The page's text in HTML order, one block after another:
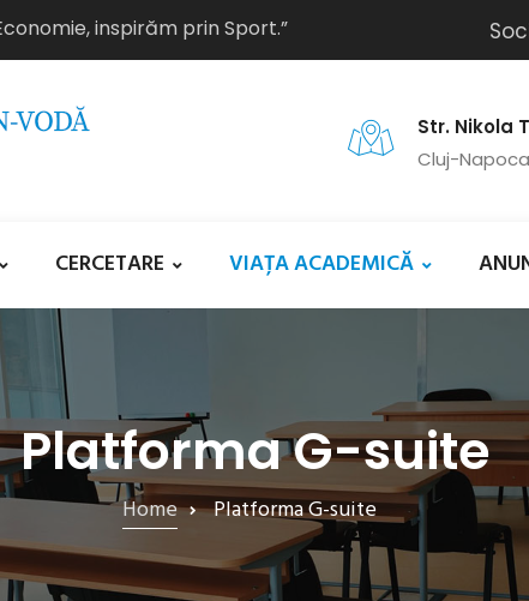
inspirăm prin Sport.”
Str. Nikola
Cluj-
CERCETARE VIAȚA ACADEMICĂ
Platforma G-suite
Home Platforma G-suite